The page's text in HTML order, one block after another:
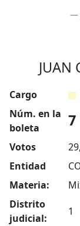
JUAN
Cargo
Núm. en la
boleta
7
Votos
Entidad
Materia:
Distrito
judicial:
1